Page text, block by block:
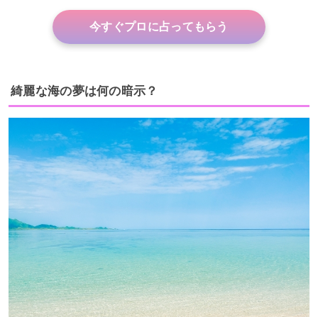
今すぐプロに占ってもらう
綺麗な海の夢は何の暗示？